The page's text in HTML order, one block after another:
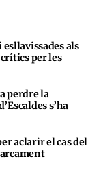
als
per les
perdre la
s’ha
aclarir el cas del